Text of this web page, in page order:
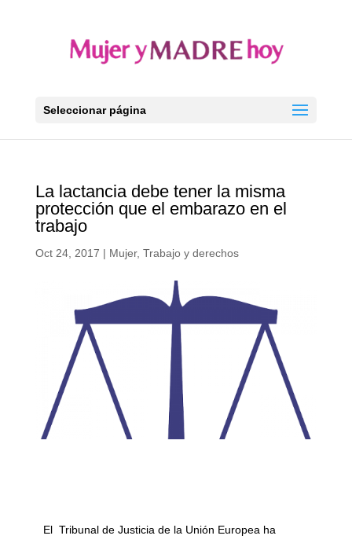
Seleccionar página
La lactancia debe tener la misma
protección que el embarazo en el
trabajo
Oct 24, 2017 | Mujer, Trabajo y derechos
El Tribunal de Justicia de la Unión Europea ha